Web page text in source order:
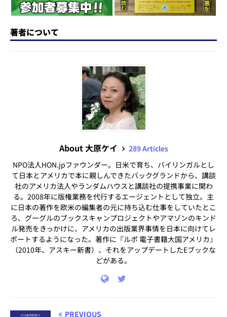
著者について
About 大原ケイ
289 Articles
NPO法人HON.jpファウンダー。日米で育ち、バイリンガルとし
て日本とアメリカで本に親しんできたバックグランドから、講談
社のアメリカ法人やランダムハウスと講談社の提携事業に関わ
る。2008年に版権業務を代行するエージェントとして独立。主
に日本の著作を欧米の編集者の元に持ち込む仕事をしていたとこ
ろ、グーグルのブックスキャンプロジェクトやアマゾンのキンド
ル発売をきっかけに、アメリカの出版業界事情を日本に向けてレ
ポートするようになった。著作に『ルポ 電子書籍大国アメリカ』
（2010年、アスキー新書）、それをアップデートしたEブックな
どがある。
PREVIOUS